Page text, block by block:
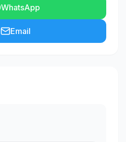
WhatsApp
Email